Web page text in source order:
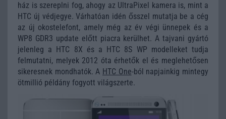
ház is szereplni fog, ahogy az UltraPixel kamera is, mint a
HTC új védjegye. Várhatóan idén ősszel mutatja be a cég
az új okostelefont, amely még az év végi ünnepek és a
WP8 GDR3 update előtt piacra kerülhet. A tajvani gyártó
jelenleg a HTC 8X és a HTC 8S WP modelleket tudja
felmutatni, melyek 2012 óta érhetők el és meglehetősen
sikeresnek mondhatók. A HTC One-ból napjainkig mintegy
ötmillió példány fogyott világszerte.